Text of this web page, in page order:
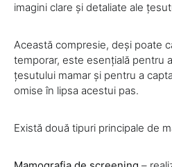
imagini clare și detaliate ale
Această compresie, deși poate
temporar, este esențială pentru
țesutului mamar și pentru a
omise în lipsa acestui pas.
Există două tipuri principale de